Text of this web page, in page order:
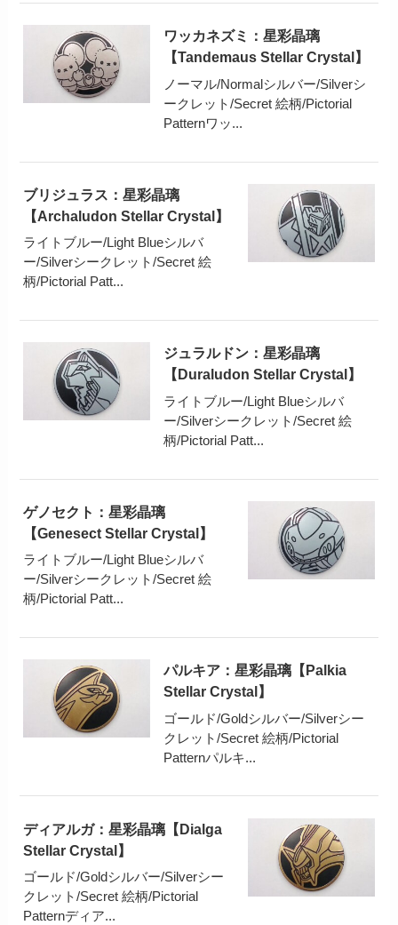
ワッカネズミ：星彩晶璃
【Tandemaus Stellar Crystal】
ノーマル/Normalシルバー/Silverシ
ークレット/Secret 絵柄/Pictorial
Patternワッ...
ブリジュラス：星彩晶璃
【Archaludon Stellar Crystal】
ライトブルー/Light Blueシルバ
ー/Silverシークレット/Secret 絵
柄/Pictorial Patt...
ジュラルドン：星彩晶璃
【Duraludon Stellar Crystal】
ライトブルー/Light Blueシルバ
ー/Silverシークレット/Secret 絵
柄/Pictorial Patt...
ゲノセクト：星彩晶璃
【Genesect Stellar Crystal】
ライトブルー/Light Blueシルバ
ー/Silverシークレット/Secret 絵
柄/Pictorial Patt...
パルキア：星彩晶璃【Palkia
Stellar Crystal】
ゴールド/Goldシルバー/Silverシー
クレット/Secret 絵柄/Pictorial
Patternパルキ...
ディアルガ：星彩晶璃【Dialga
Stellar Crystal】
ゴールド/Goldシルバー/Silverシー
クレット/Secret 絵柄/Pictorial
Patternディア...